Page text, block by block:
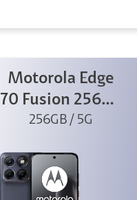
Motorola Edge
70 Fusion 256GB
Azul
256GB / 5G